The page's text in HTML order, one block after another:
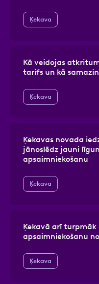
Ķekava
Kā veidojas
tarifs un kā
Ķekava
Ķekavas novada
jānoslēdz jauni
apsaimniekošanu
Ķekava
Ķekavā arī
apsaimniekošanu
Ķekava